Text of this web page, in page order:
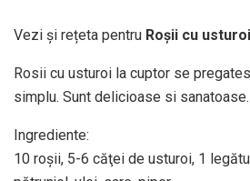
Vezi și rețeta pentru Roșii cu
Rosii cu usturoi la cuptor se
simplu. Sunt delicioase si
Ingrediente:
10 roşii, 5-6 căţei de usturoi, 1